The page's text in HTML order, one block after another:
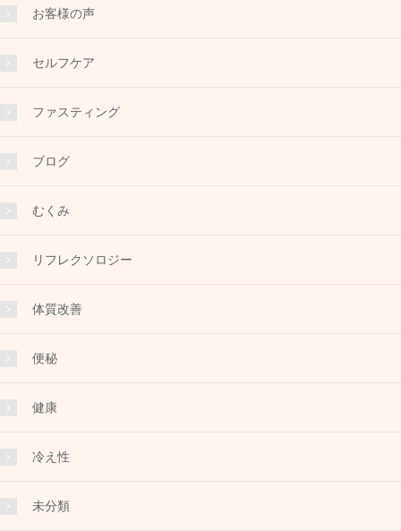
お客様の声
セルフケア
ファスティング
ブログ
むくみ
リフレクソロジー
体質改善
便秘
健康
冷え性
未分類